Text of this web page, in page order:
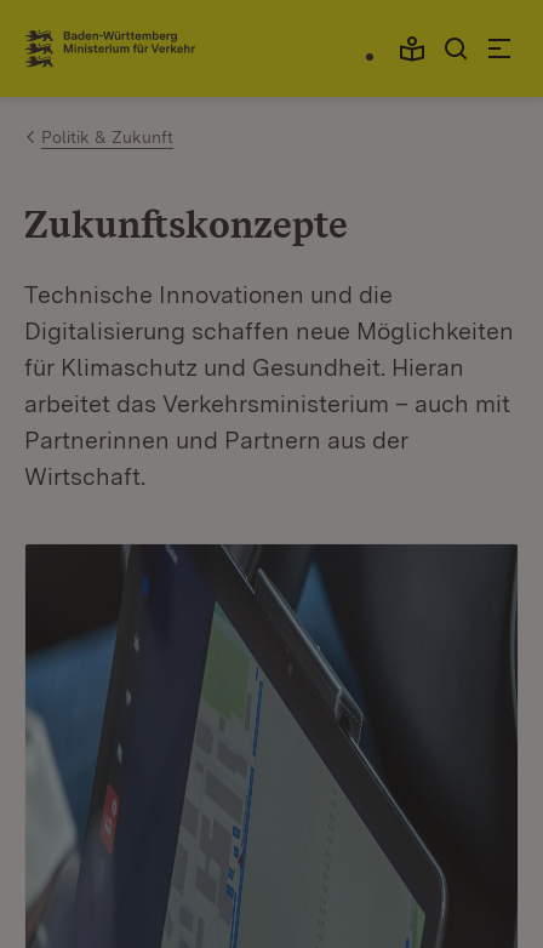
Zum Inhalt springen
Link zur Startseite
Politik & Zukunft
Zukunftskonzepte
Technische Innovationen und die
Digitalisierung schaffen neue Möglichkeiten
für Klimaschutz und Gesundheit. Hieran
arbeitet das Verkehrsministerium – auch mit
Partnerinnen und Partnern aus der
Wirtschaft.